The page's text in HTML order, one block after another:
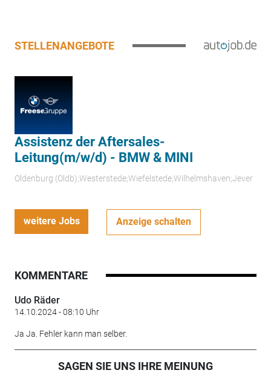
STELLENANGEBOTE
Assistenz der Aftersales-
Leitung(m/w/d) - BMW & MINI
Oldenburg (Oldb);Westerstede;Wiefelstede;Wilhelmshaven;Jever
weitere Jobs Anzeige schalten
KOMMENTARE
Udo Räder
14.10.2024 - 08:10 Uhr
Ja Ja. Fehler kann man selber.
SAGEN SIE UNS IHRE MEINUNG